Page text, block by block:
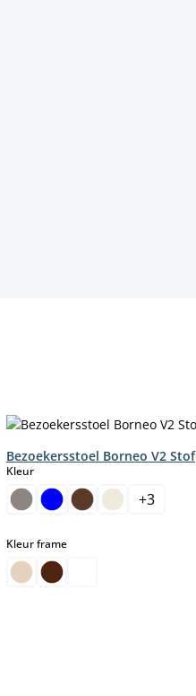
Bezoekersstoel Borneo V2 Stof
Kleurselect
+3
Kleur frameselect